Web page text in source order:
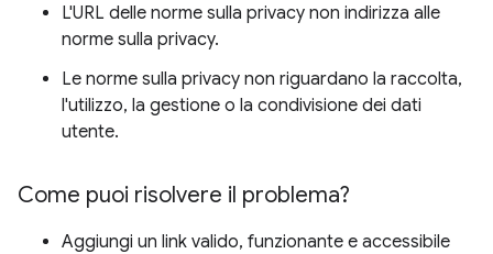
L'URL delle norme sulla privacy non indirizza alle
norme sulla privacy.
Le norme sulla privacy non riguardano la raccolta,
l'utilizzo, la gestione o la condivisione dei dati
utente.
Come puoi risolvere il problema?
Aggiungi un link valido, funzionante e accessibile